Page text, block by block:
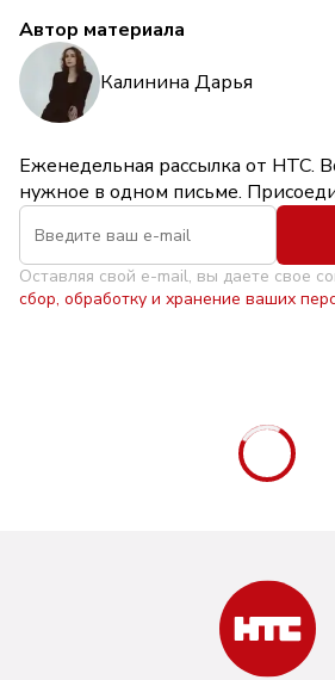
Автор материала
Калинина Дарья
Еженедельная рассылка от НТС.
нужное в одном письме.
Оставляя свой e-mail, вы даете свое
сбор, обработку и хранение ваших